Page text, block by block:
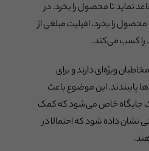
نماید تا محصول را بخرد. در
را بخرد، افیلیت مبلغی از
را کسب می‌کند.
ویژه‌ای دارند و برای
پایبندند. این موضوع باعث
جایگاه خاص می‌شود که کمک
نشان داده شود که احتمالا در